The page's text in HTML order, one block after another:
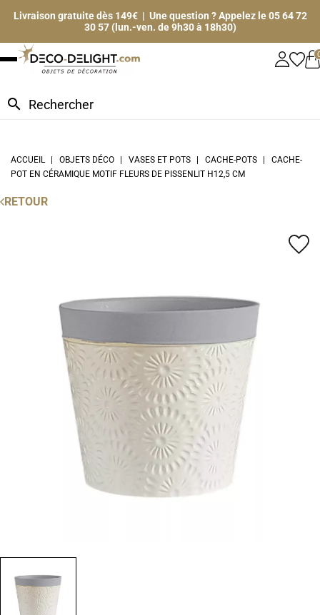
Livraison gratuite dès 149€ | Une question ? Appelez le 05 64 72
30 57 (lun.-ven. de 9h30 à 18h30)
search
ACCUEIL OBJETS DÉCO VASES ET POTS CACHE-POTS
CACHE-
POT EN CÉRAMIQUE MOTIF FLEURS DE PISSENLIT H12,5 CM
RETOUR
favorite_border